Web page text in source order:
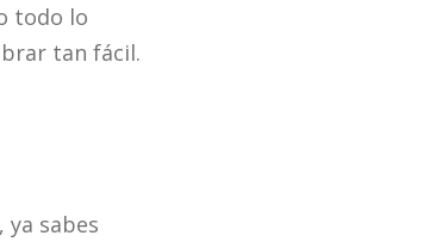
todo lo
tan fácil.
sabes